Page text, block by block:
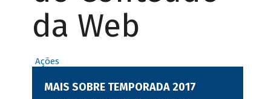
da Web
Ações
MAIS SOBRE TEMPORADA 2017